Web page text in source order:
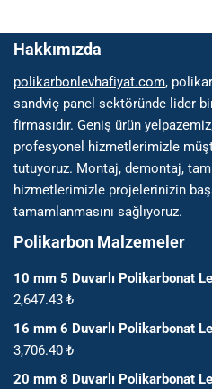
Hakkımızda
polikarbonlevhafiyat.com,
sandviç panel sektöründe lider
firmasıdır. Geniş ürün
profesyonel hizmetlerimizle
tutuyoruz. Montaj, demontaj,
hizmetlerimizle projelerinizin
tamamlanmasını sağlıyoruz.
Polikarbon Malzemeler
10 mm 5 Duvarlı Polikarbonat
2,647.43 ₺
16 mm 6 Duvarlı Polikarbonat
3,706.40 ₺
20 mm 8 Duvarlı Polikarbonat